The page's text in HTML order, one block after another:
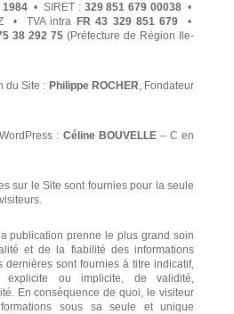
1984• SIRET : 329 851 679 00038•
• TVA intra FR 43 329 851 679 •
38 292 75 (Préfecture de Région Ile-
du Site : Philippe ROCHER, Fondateur
: Céline BOUVELLE– C en
sur le Site sont fournies pour la seule
publication prenne le plus grand soin
et de la fiabilité des informations
dernières sont fournies à titre indicatif,
explicite ou implicite, de validité,
En conséquence de quoi, le visiteur
sous sa seule et unique